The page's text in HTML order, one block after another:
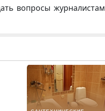
вопросы журналистам